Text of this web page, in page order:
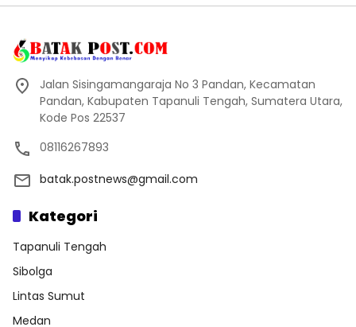
Jalan Sisingamangaraja No 3 Pandan, Kecamatan
Pandan, Kabupaten Tapanuli Tengah, Sumatera Utara,
Kode Pos 22537
08116267893
batak.postnews@gmail.com
Kategori
Tapanuli Tengah
Sibolga
Lintas Sumut
Medan